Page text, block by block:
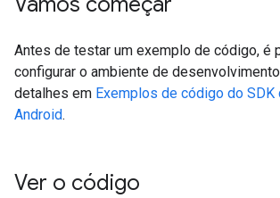
Antes de testar um exemplo de código, é
configurar o ambiente de
detalhes em Exemplos de código do SDK
Android.
Ver o código